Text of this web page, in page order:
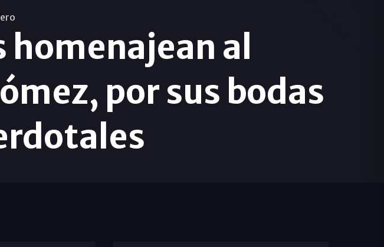
homenajean al
por sus bodas